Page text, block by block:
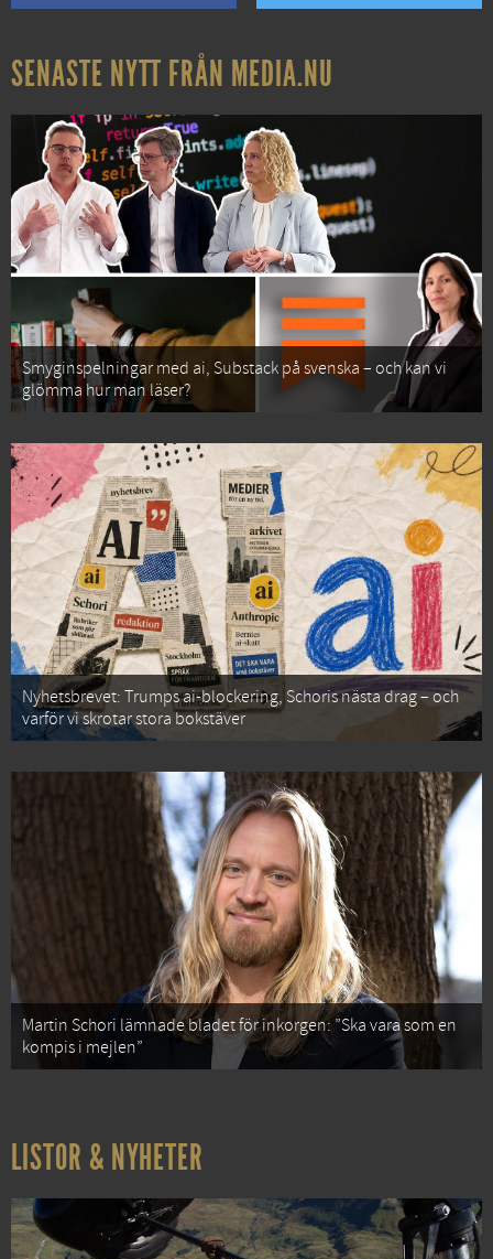
SENASTE NYTT FRÅN MEDIA.NU
Smyginspelningar med ai, Substack på svenska – och kan vi
glömma hur man läser?
Nyhetsbrevet: Trumps ai-blockering, Schoris nästa drag – och
varför vi skrotar stora bokstäver
Martin Schori lämnade bladet för inkorgen: ”Ska vara som en
kompis i mejlen”
LISTOR & NYHETER